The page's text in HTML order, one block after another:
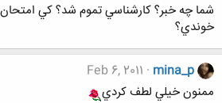
شما چه خبر؟ كارشناسي تموم شد؟ كي
خوندي؟
mina_p
Feb 6, 2011
ممنون خيلي لطف كردي